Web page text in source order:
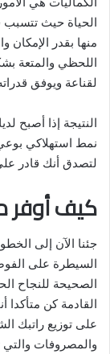
الحياة حيث تتسبب
منها بقدر
اللحظي والمتعة
لقناعة ويوفق
النتيجة إذا أصبح
نمط استهلاكي
لتصدق أنك قادر
كيف أوفر
جئنا الآن إلى
السيطرة على
الصحيحة للنجاح
القادمة كن
على توزيع راتبك
والمصروفات والتي